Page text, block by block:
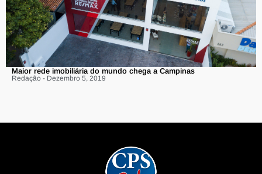
Maior rede imobiliária do mundo chega a Campinas
Redação - Dezembro 5, 2019